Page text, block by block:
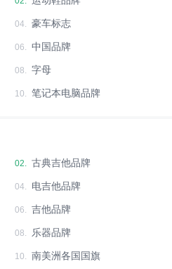
04. 豪车标志
06. 中国品牌
08. 字母
10. 笔记本电脑品牌
02. 古典吉他品牌
04. 电吉他品牌
06. 吉他品牌
08. 乐器品牌
10. 南美洲各国国旗